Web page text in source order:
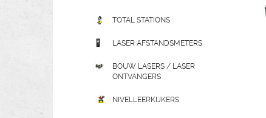
TOTAL STATIONS
LASER AFSTANDSMETERS
BOUW LASERS / LASER
ONTVANGERS
NIVELLEERKIJKERS